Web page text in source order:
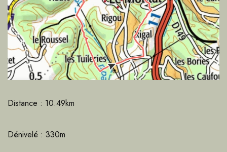
Distance : 10.49km
Dénivelé : 330m